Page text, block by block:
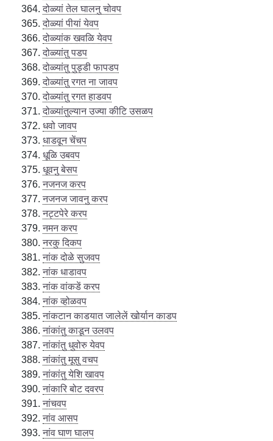
दोळ्यां तेल घालनु चोवप
दोळ्यां पीयां येवप
दोळ्यांक खवळि येवप
दोळ्यांतु पडप
दोळ्यांतु पुड्डी फापडप
दोळ्यांतु रगत ना जावप
दोळ्यांतु रगत हाडवप
दोळ्यांतुल्यान उज्या कीटि उसळप
धवो जावप
धाडवून चेंचप
धूळि उबवप
धूवनु बेसप
नजनज करप
नजनज जावनु करप
नट्टपेरे करप
नमन करप
नरकु दिकप
नांक दोळे सुजवप
नांक धाडावप
नांक वांकडें करप
नांक व्होळवप
नांकटान काडयात जालेलें खोर्यान काडप
नांकांतु काडून उलवप
नांकांतु धुवोरु येवप
नांकांतु मूसु वचप
नांकांतु येशि खावप
नांकारि बोट दवरप
नांचवप
नांव आसप
नांव घाण घालप